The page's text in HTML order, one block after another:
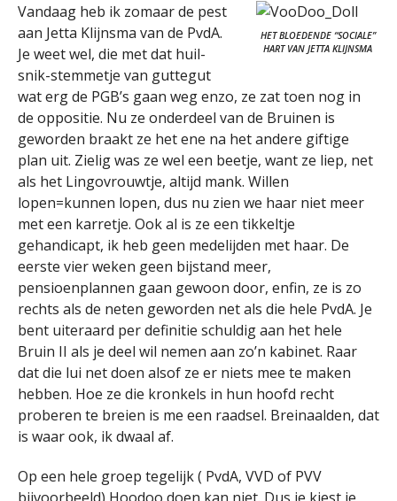
HET BLOEDENDE “SOCIALE”
HART VAN JETTA KLIJNSMA
Vandaag heb ik zomaar de pest
aan Jetta Klijnsma van de PvdA.
Je weet wel, die met dat huil-
snik-stemmetje van guttegut
wat erg de PGB’s gaan weg enzo, ze zat toen nog in
de oppositie. Nu ze onderdeel van de Bruinen is
geworden braakt ze het ene na het andere giftige
plan uit. Zielig was ze wel een beetje, want ze liep, net
als het Lingovrouwtje, altijd mank. Willen
lopen=kunnen lopen, dus nu zien we haar niet meer
met een karretje. Ook al is ze een tikkeltje
gehandicapt, ik heb geen medelijden met haar. De
eerste vier weken geen bijstand meer,
pensioenplannen gaan gewoon door, enfin, ze is zo
rechts als de neten geworden net als die hele PvdA. Je
bent uiteraard per definitie schuldig aan het hele
Bruin II als je deel wil nemen aan zo’n kabinet. Raar
dat die lui net doen alsof ze er niets mee te maken
hebben. Hoe ze die kronkels in hun hoofd recht
proberen te breien is me een raadsel. Breinaalden, dat
is waar ook, ik dwaal af.
Op een hele groep tegelijk ( PvdA, VVD of PVV
bijvoorbeeld) Hoodoo doen kan niet. Dus je kiest je